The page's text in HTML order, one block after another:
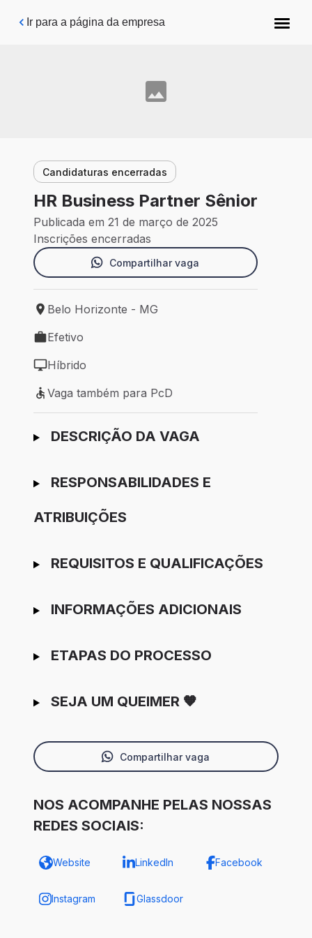
Pular para o conteúdo principal
Ir para a página da empresa
Candidaturas encerradas
HR Business Partner Sênior
Publicada em 21 de março de 2025
Inscrições encerradas
Compartilhar vaga
Local de trabalho: Belo Horizonte - MG
Belo Horizonte - MG
Tipo de vaga: Efetivo
Efetivo
Modelo de trabalho: Híbrido
Híbrido
Vaga também para PcD
Vaga também para PcD
Ir para candidatura
DESCRIÇÃO DA VAGA
RESPONSABILIDADES E
ATRIBUIÇÕES
REQUISITOS E QUALIFICAÇÕES
INFORMAÇÕES ADICIONAIS
ETAPAS DO PROCESSO
SEJA UM QUEIMER 🧡
Compartilhar vaga
NOS ACOMPANHE PELAS NOSSAS
REDES SOCIAIS:
Website LinkedIn Facebook
Instagram Glassdoor